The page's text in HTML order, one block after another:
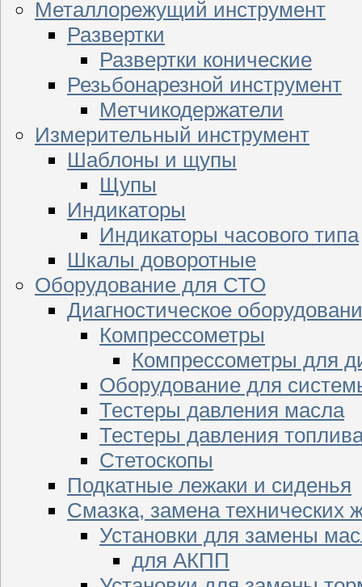
Металлорежущий инструмент
Развертки
Развертки конические
Резьбонарезной инструмент
Метчикодержатели
Измерительный инструмент
Шаблоны и щупы
Щупы
Индикаторы
Индикаторы часового типа
Шкалы доворотные
Оборудование для СТО
Диагностическое
Компрессометры
Компрессометры для
Оборудование для
Тестеры давления масла
Тестеры давления
Стетоскопы
Подкатные лежаки и сиденья
Смазка, замена технических
Установки для замены
для АКПП